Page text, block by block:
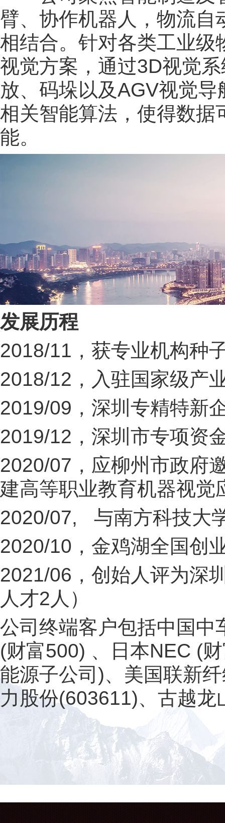
臂、协作机器人，物流自
相结合。针对各类工业级
视觉方案，通过3D视觉
放、码垛以及AGV视觉
相关智能算法，使得数据
能。
发展历程
2018/11，获专业机构种
2018/12，入驻国家级产
2019/09，深圳专精特新
2019/12，深圳市专项资
2020/07，应柳州市政府
建高等职业教育机器视觉
2020/07, 与南方科技大
2020/10，金鸡湖全国创
2021/06，创始人评为深
人才2人）
公司终端客户包括中国
(财富500) 、日本NEC (
能源子公司)、美国联新
力股份(603611)、古越龙